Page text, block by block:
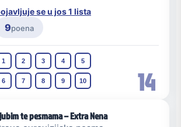
14
se u jos 1 lista
9poena
1 2 3 4 5
6 7 8 9 10
te pesmama – Extra Nena